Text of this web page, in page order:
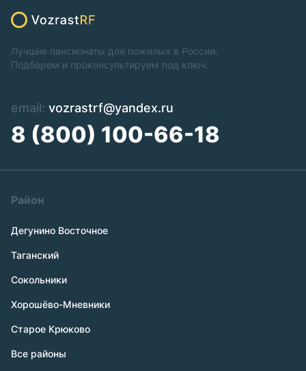
Лучшие пансионаты для пожилых в России.
Подберем и проконсультируем под ключ.
email: vozrastrf@yandex.ru
8 (800) 100-66-18
Район
Дегунино Восточное
Таганский
Сокольники
Хорошёво-Мневники
Старое Крюково
Все районы